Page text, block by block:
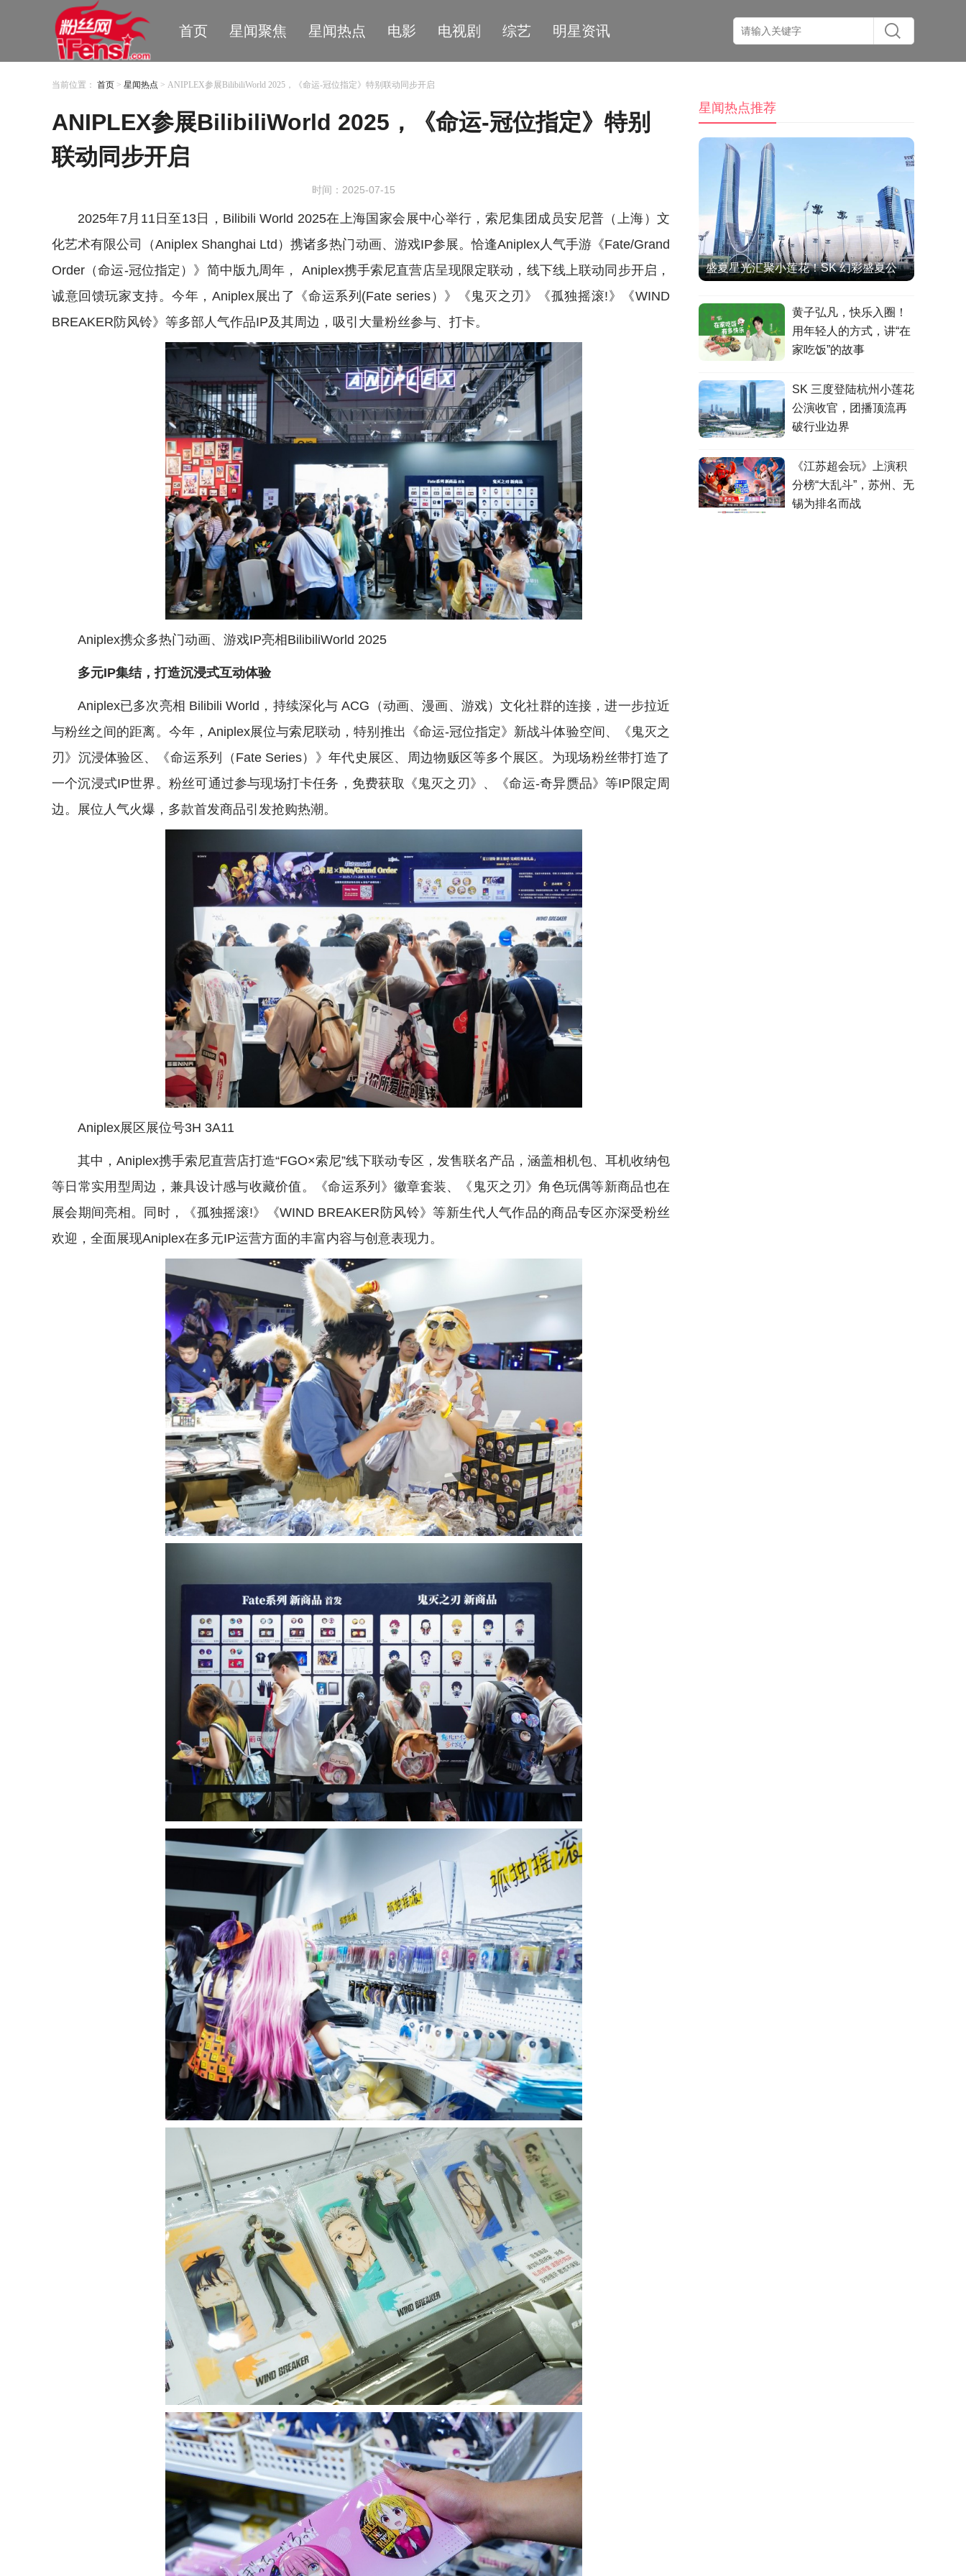
首页 星闻聚焦 星闻热点 电影 电视剧 综艺 明星资讯
当前位置： 首页 > 星闻热点 > ANIPLEX参展BilibiliWorld 2025，《命运-冠位指定》特别联动同步开启
ANIPLEX参展BilibiliWorld 2025，《命运-冠位指定》特别
联动同步开启
时间：2025-07-15
2025年7月11日至13日，Bilibili World 2025在上海国家会展中心举行，索尼集团成员安尼普（上海）文
化艺术有限公司（Aniplex Shanghai Ltd）携诸多热门动画、游戏IP参展。恰逢Aniplex人气手游《Fate/Grand
Order（命运-冠位指定）》简中版九周年， Aniplex携手索尼直营店呈现限定联动，线下线上联动同步开启，
诚意回馈玩家支持。今年，Aniplex展出了《命运系列(Fate series）》《鬼灭之刃》《孤独摇滚!》《WIND
BREAKER防风铃》等多部人气作品IP及其周边，吸引大量粉丝参与、打卡。
Aniplex携众多热门动画、游戏IP亮相BilibiliWorld 2025
多元IP集结，打造沉浸式互动体验
Aniplex已多次亮相 Bilibili World，持续深化与 ACG（动画、漫画、游戏）文化社群的连接，进一步拉近
与粉丝之间的距离。今年，Aniplex展位与索尼联动，特别推出《命运-冠位指定》新战斗体验空间、《鬼灭之
刃》沉浸体验区、《命运系列（Fate Series）》年代史展区、周边物贩区等多个展区。为现场粉丝带打造了
一个沉浸式IP世界。粉丝可通过参与现场打卡任务，免费获取《鬼灭之刃》、《命运-奇异赝品》等IP限定周
边。展位人气火爆，多款首发商品引发抢购热潮。
Aniplex展区展位号3H 3A11
其中，Aniplex携手索尼直营店打造“FGO×索尼”线下联动专区，发售联名产品，涵盖相机包、耳机收纳包
等日常实用型周边，兼具设计感与收藏价值。《命运系列》徽章套装、《鬼灭之刃》角色玩偶等新商品也在
展会期间亮相。同时，《孤独摇滚!》《WIND BREAKER防风铃》等新生代人气作品的商品专区亦深受粉丝
欢迎，全面展现Aniplex在多元IP运营方面的丰富内容与创意表现力。
星闻热点推荐
盛夏星光汇聚小莲花！SK 幻彩盛夏公
黄子弘凡，快乐入圈！
用年轻人的方式，讲“在
家吃饭”的故事
SK 三度登陆杭州小莲花
公演收官，团播顶流再
破行业边界
《江苏超会玩》上演积
分榜“大乱斗”，苏州、无
锡为排名而战